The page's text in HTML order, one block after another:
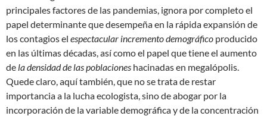
principales factores de las pandemias, ignora por completo el
papel determinante que desempeña en la rápida expansión de
los contagios el espectacular incremento demográfico producido
en las últimas décadas, así como el papel que tiene el aumento
de la densidad de las poblaciones hacinadas en megalópolis.
Quede claro, aquí también, que no se trata de restar
importancia a la lucha ecologista, sino de abogar por la
incorporación de la variable demográfica y de la concentración